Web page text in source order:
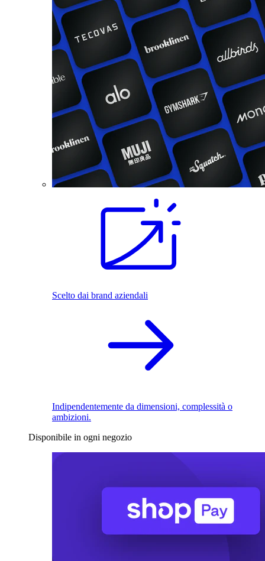
Scelto dai brand aziendali
Indipendentemente da dimensioni, complessità o
ambizioni.
Disponibile in ogni negozio